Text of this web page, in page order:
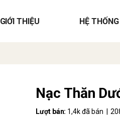
GIỚI THIỆU HỆ
Nạc Thăn
Lượt bán: 1,4k đã bán |